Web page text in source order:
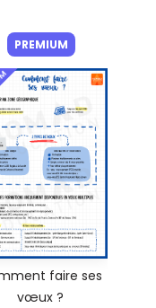
PREMIUM
faire ses
vœux ?